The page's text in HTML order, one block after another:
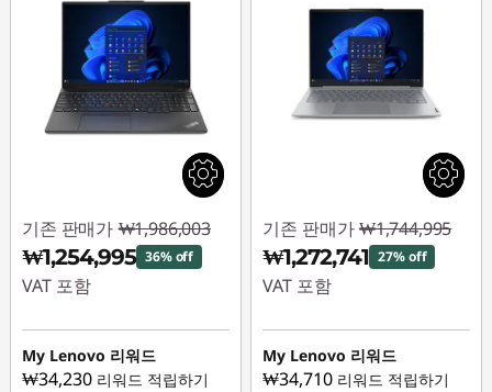
기존 판매가 ₩1,986,003
₩1,254,995 36% off
VAT 포함
즉시 할인: :-
₩731,008
My Lenovo 리워드
₩34,230 리워드 적립하기
기존 판매가 ₩1,744,995
₩1,272,741 27% off
VAT 포함
즉시 할인: :-
₩472,254
My Lenovo 리워드
₩34,710 리워드 적립하기